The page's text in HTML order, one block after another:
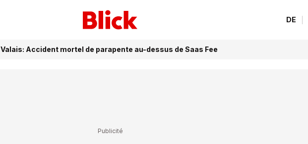
DE
Valais: Accident mortel de parapente au-dessus de Saas Fee